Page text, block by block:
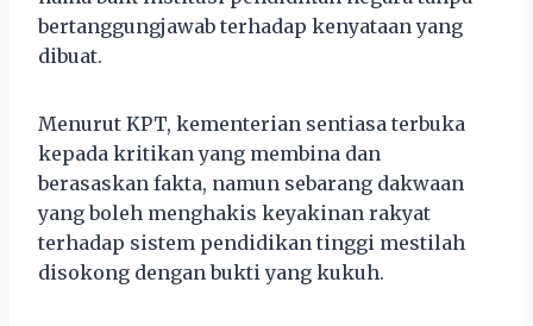
bertanggungjawab terhadap kenyataan yang
dibuat.
Menurut KPT, kementerian sentiasa terbuka
kepada kritikan yang membina dan
berasaskan fakta, namun sebarang dakwaan
yang boleh menghakis keyakinan rakyat
terhadap sistem pendidikan tinggi mestilah
disokong dengan bukti yang kukuh.